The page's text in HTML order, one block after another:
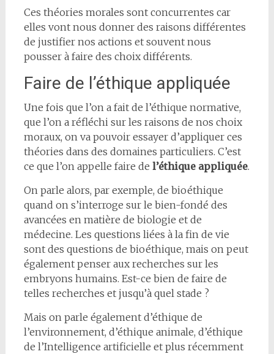
Ces théories morales sont concurrentes car
elles vont nous donner des raisons différentes
de justifier nos actions et souvent nous
pousser à faire des choix différents.
Faire de l’éthique appliquée
Une fois que l’on a fait de l’éthique normative,
que l’on a réfléchi sur les raisons de nos choix
moraux, on va pouvoir essayer d’appliquer ces
théories dans des domaines particuliers. C’est
ce que l’on appelle faire de l’éthique appliquée.
On parle alors, par exemple, de bioéthique
quand on s’interroge sur le bien-fondé des
avancées en matière de biologie et de
médecine. Les questions liées à la fin de vie
sont des questions de bioéthique, mais on peut
également penser aux recherches sur les
embryons humains. Est-ce bien de faire de
telles recherches et jusqu’à quel stade ?
Mais on parle également d’éthique de
l’environnement, d’éthique animale, d’éthique
de l’Intelligence artificielle et plus récemment